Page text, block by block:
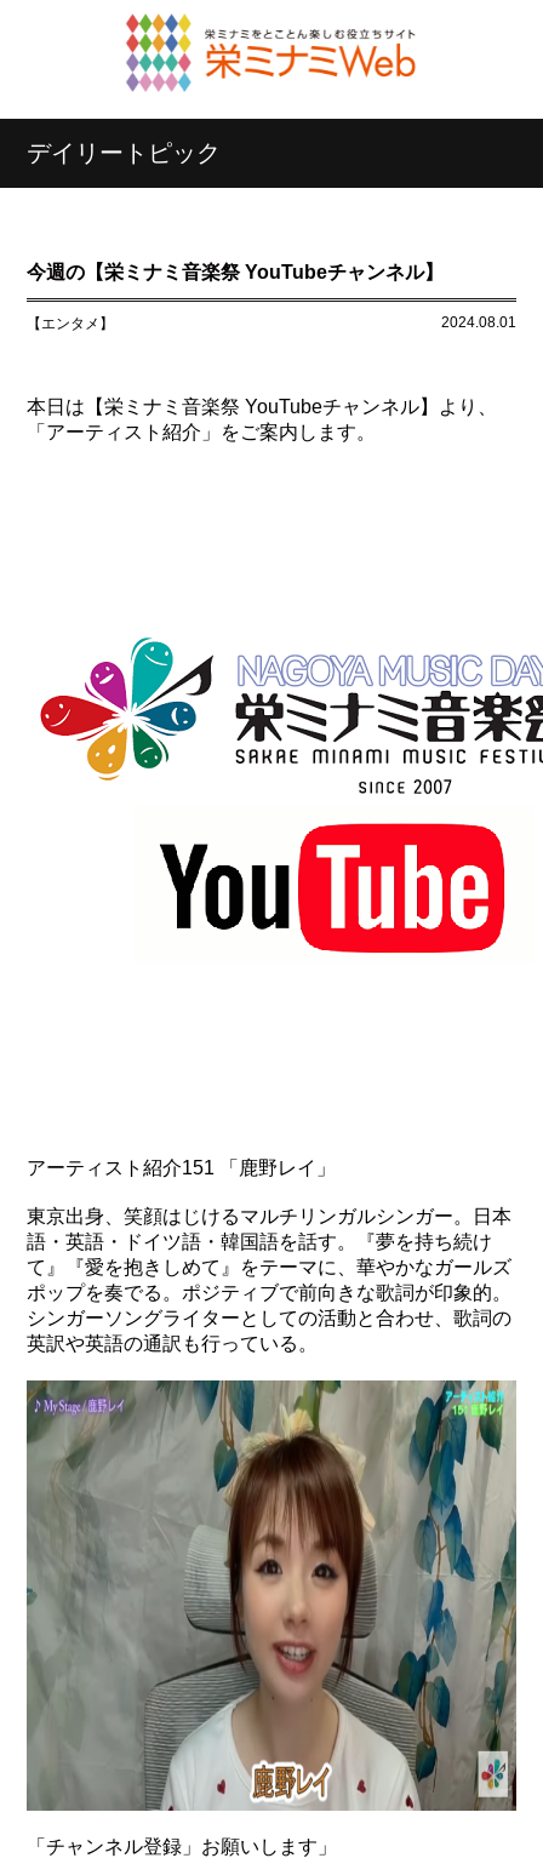
デイリートピック
今週の【栄ミナミ音楽祭 YouTubeチャンネル】
【エンタメ】 2024.08.01
本日は【栄ミナミ音楽祭 YouTubeチャンネル】より、
「アーティスト紹介」をご案内します。
アーティスト紹介151 「鹿野レイ」
東京出身、笑顔はじけるマルチリンガルシンガー。日本
語・英語・ドイツ語・韓国語を話す。『夢を持ち続け
て』『愛を抱きしめて』をテーマに、華やかなガールズ
ポップを奏でる。ポジティブで前向きな歌詞が印象的。
シンガーソングライターとしての活動と合わせ、歌詞の
英訳や英語の通訳も行っている。
「チャンネル登録」お願いします」